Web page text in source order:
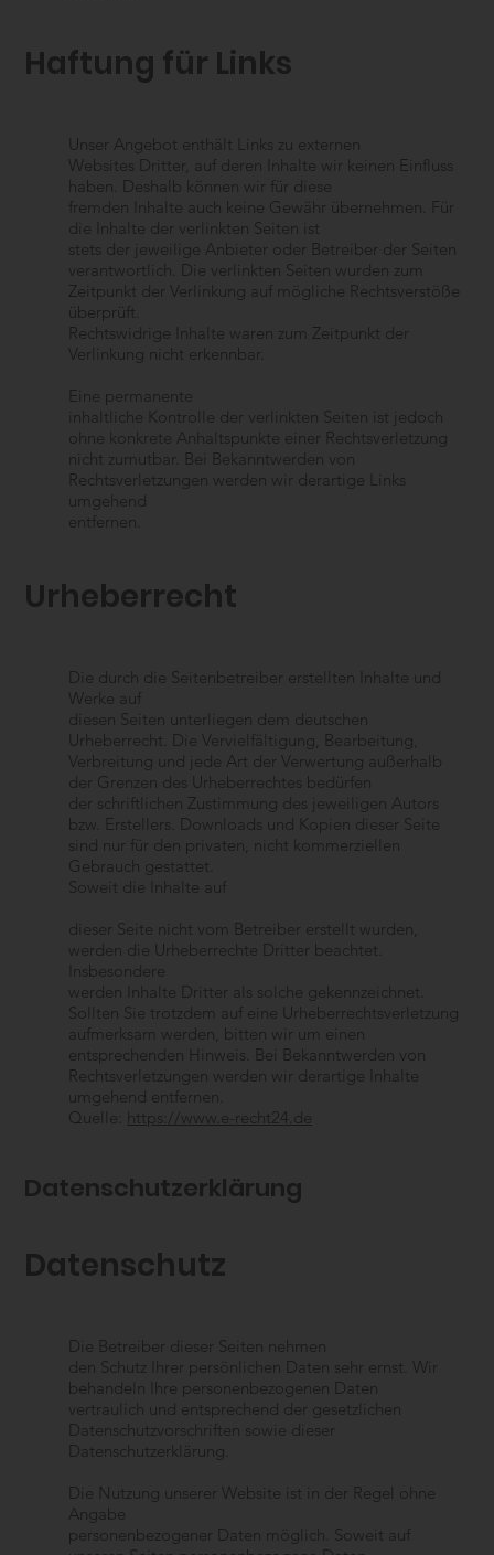
Haftung für Links
Unser Angebot enthält Links zu externen
Websites Dritter, auf deren Inhalte wir keinen Einfluss
haben. Deshalb können wir für diese
fremden Inhalte auch keine Gewähr übernehmen. Für
die Inhalte der verlinkten Seiten ist
stets der jeweilige Anbieter oder Betreiber der Seiten
verantwortlich. Die verlinkten Seiten wurden zum
Zeitpunkt der Verlinkung auf mögliche Rechtsverstöße
überprüft.
Rechtswidrige Inhalte waren zum Zeitpunkt der
Verlinkung nicht erkennbar.
Eine permanente
inhaltliche Kontrolle der verlinkten Seiten ist jedoch
ohne konkrete Anhaltspunkte einer Rechtsverletzung
nicht zumutbar. Bei Bekanntwerden von
Rechtsverletzungen werden wir derartige Links
umgehend
entfernen.
Urheberrecht
Die durch die Seitenbetreiber erstellten Inhalte und
Werke auf
diesen Seiten unterliegen dem deutschen
Urheberrecht. Die Vervielfältigung, Bearbeitung,
Verbreitung und jede Art der Verwertung außerhalb
der Grenzen des Urheberrechtes bedürfen
der schriftlichen Zustimmung des jeweiligen Autors
bzw. Erstellers. Downloads und Kopien dieser Seite
sind nur für den privaten, nicht kommerziellen
Gebrauch gestattet.
Soweit die Inhalte auf
dieser Seite nicht vom Betreiber erstellt wurden,
werden die Urheberrechte Dritter beachtet.
Insbesondere
werden Inhalte Dritter als solche gekennzeichnet.
Sollten Sie trotzdem auf eine Urheberrechtsverletzung
aufmerksam werden, bitten wir um einen
entsprechenden Hinweis. Bei Bekanntwerden von
Rechtsverletzungen werden wir derartige Inhalte
umgehend entfernen.
Quelle:
https://www.e-recht24.de
Datenschutzerklärung
Datenschutz
Die Betreiber dieser Seiten nehmen
den Schutz Ihrer persönlichen Daten sehr ernst. Wir
behandeln Ihre personenbezogenen Daten
vertraulich und entsprechend der gesetzlichen
Datenschutzvorschriften sowie dieser
Datenschutzerklärung.
Die Nutzung unserer Website ist in der Regel ohne
Angabe
personenbezogener Daten möglich. Soweit auf